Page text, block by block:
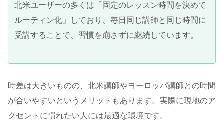
北米ユーザーの多くは「固定のレッスン時間を決めて
ルーティン化」しており、毎日同じ講師と同じ時間に
受講することで、習慣を崩さずに継続しています。
時差は大きいものの、北米講師やヨーロッパ講師との時間
が合いやすいというメリットもあります。実際に現地のア
クセントに慣れたい人には最適な環境です。